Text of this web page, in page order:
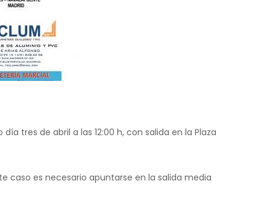
tres de abril a las 12:00 h, con salida en la Plaza
caso es necesario apuntarse en la salida media